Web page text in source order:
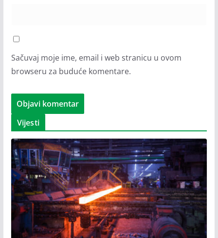
Sačuvaj moje ime, email i web stranicu u ovom
browseru za buduće komentare.
Vijesti